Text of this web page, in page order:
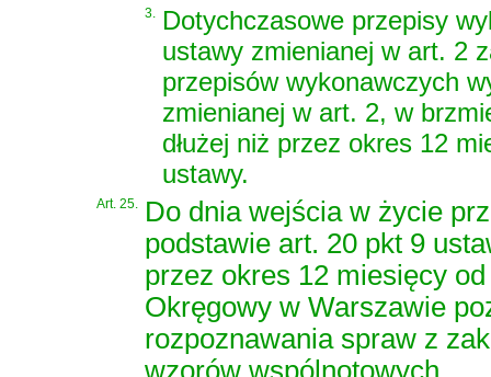
3. Dotychczasowe przepisy
ustawy zmienianej w art. 2
przepisów wykonawczych
zmienianej w art. 2, w
dłużej niż przez okres 12
ustawy.
Art. 25. Do dnia wejścia w życie
podstawie art. 20 pkt 9
przez okres 12 miesięcy
Okręgowy w Warszawie
rozpoznawania spraw z
wzorów wspólnotowych.